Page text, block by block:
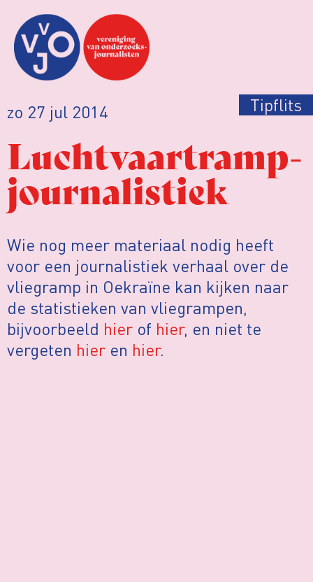
zo 27 jul 2014 Tipflits
Luchtvaartramp-
journalistiek
Wie nog meer materiaal nodig heeft
voor een journalistiek verhaal over de
vliegramp in Oekraïne kan kijken naar
de statistieken van vliegrampen,
bijvoorbeeld hier of hier, en niet te
vergeten hier en hier.